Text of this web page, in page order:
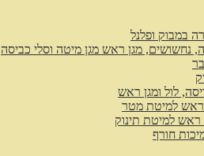
במבוק ופלנל
נחשושים, מגן ראש מגן מיטה וסלי כביסה
לול ומגן ראש
ראש למיטת מטר
ראש למיטת תינוק
חורף